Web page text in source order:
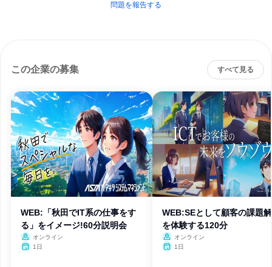
問題を報告する
この企業の募集 すべて見る
WEB:「秋田でIT系の仕事をす
る」をイメージ!60分説明会
オンライン
1日
WEB:SEとして顧客の課題
を体験する120分
オンライン
1日